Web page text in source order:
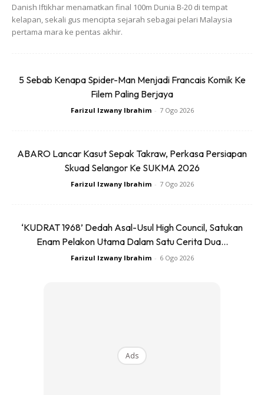
menerusi dinding bertema, hiasan neon, sudut bergambar
serta susun atur ruang yang direka khas untuk mencetuskan
rasa kagum dan nostalgia.
koleksi rasmi, figura, patung lembut, pakaian, aksesori dan
produk gaya hidup — sesuai untuk peminat tegar mahupun
Lebih menarik, Godzilla Store Malaysia turut
memperkenalkan barangan eksklusif edisi tempatan yang
akan dilancarkan secara berperingkat selepas pembukaan.
berbeza daripada kedai Godzilla lain di dunia, sekali gus
meningkatkan nilai koleksi buat peminat.
Danish Iftikhar menamatkan final 100m Dunia B-20 di tempat
kelapan, sekali gus mencipta sejarah sebagai pelari Malaysia
pertama mara ke pentas akhir.
5 Sebab Kenapa Spider-Man Menjadi Francais Komik Ke
Filem Paling Berjaya
Farizul Izwany Ibrahim - 7 Ogo 2026
ABARO Lancar Kasut Sepak Takraw, Perkasa Persiapan
Skuad Selangor Ke SUKMA 2026
Farizul Izwany Ibrahim - 7 Ogo 2026
‘KUDRAT 1968’ Dedah Asal-Usul High Council, Satukan
Enam Pelakon Utama Dalam Satu Cerita Dua...
Farizul Izwany Ibrahim - 6 Ogo 2026
Ads